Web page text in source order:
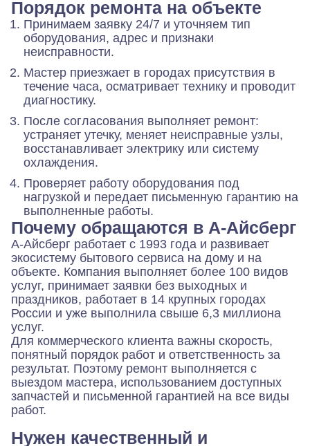
Порядок ремонта на объекте
Принимаем заявку 24/7 и уточняем тип
оборудования, адрес и признаки
неисправности.
Мастер приезжает в городах присутствия в
течение часа, осматривает технику и проводит
диагностику.
После согласования выполняет ремонт:
устраняет утечку, меняет неисправные узлы,
восстанавливает электрику или систему
охлаждения.
Проверяет работу оборудования под
нагрузкой и передает письменную гарантию на
выполненные работы.
Почему обращаются в А-Айсберг
А-Айсберг работает с 1993 года и развивает
экосистему бытового сервиса на дому и на
объекте. Компания выполняет более 100 видов
услуг, принимает заявки без выходных и
праздников, работает в 14 крупных городах
России и уже выполнила свыше 6,3 миллиона
услуг.
Для коммерческого клиента важны скорость,
понятный порядок работ и ответственность за
результат. Поэтому ремонт выполняется с
выездом мастера, использованием доступных
запчастей и письменной гарантией на все виды
работ.
Нужен качественный и